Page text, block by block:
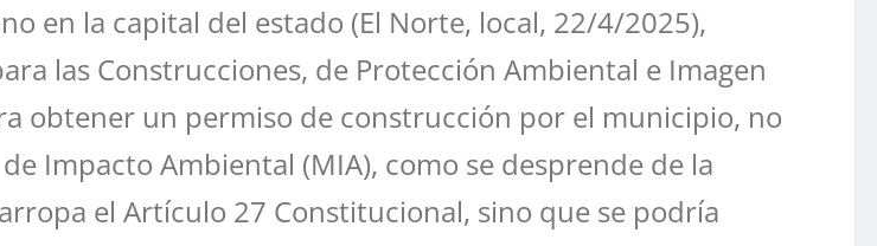
en la capital del estado (El Norte, local, 22/4/2025),
las Construcciones, de Protección Ambiental e Imagen
obtener un permiso de construcción por el municipio, no
Impacto Ambiental (MIA), como se desprende de la
el Artículo 27 Constitucional, sino que se podría